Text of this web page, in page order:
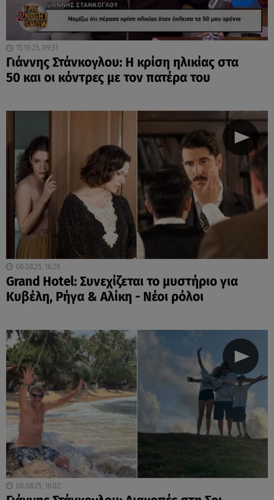
15.10.25, 09:31
Γιάννης Στάνκογλου: Η κρίση ηλικίας στα
50 και οι κόντρες με τον πατέρα του
06.08.25, 16:29
Grand Hotel: Συνεχίζεται το μυστήριο για
Κυβέλη, Ρήγα & Αλίκη - Νέοι ρόλοι
06.08.25, 16:02